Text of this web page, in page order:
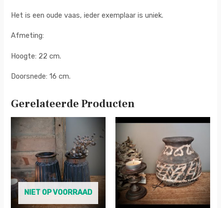
Het is een oude vaas, ieder exemplaar is uniek.
Afmeting:
Hoogte: 22 cm.
Doorsnede: 16 cm.
Gerelateerde Producten
NIET OP VOORRAAD